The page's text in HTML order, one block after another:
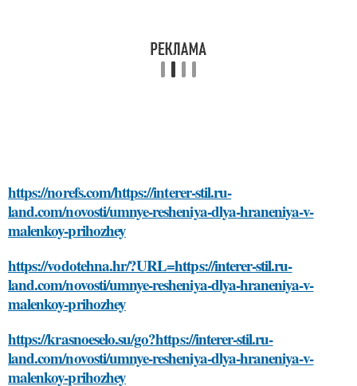
https://norefs.com/https://interer-stil.ru-
land.com/novosti/umnye-resheniya-dlya-hraneniya-v-
malenkoy-prihozhey
https://vodotehna.hr/?URL=https://interer-stil.ru-
land.com/novosti/umnye-resheniya-dlya-hraneniya-v-
malenkoy-prihozhey
https://krasnoeselo.su/go?https://interer-stil.ru-
land.com/novosti/umnye-resheniya-dlya-hraneniya-v-
malenkoy-prihozhey